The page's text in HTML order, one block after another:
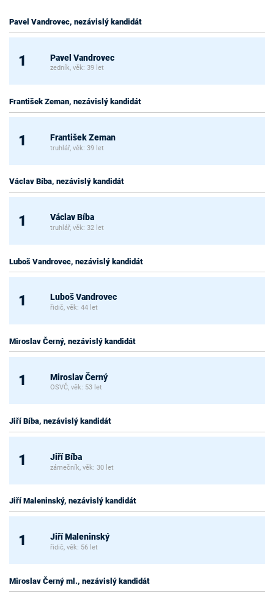
Pavel Vandrovec, nezávislý kandidát
1 Pavel Vandrovec
zedník, věk: 39 let
František Zeman, nezávislý kandidát
1 František Zeman
truhlář, věk: 39 let
Václav Bíba, nezávislý kandidát
1 Václav Bíba
truhlář, věk: 32 let
Luboš Vandrovec, nezávislý kandidát
1 Luboš Vandrovec
řidič, věk: 44 let
Miroslav Černý, nezávislý kandidát
1 Miroslav Černý
OSVČ, věk: 53 let
Jiří Bíba, nezávislý kandidát
1 Jiří Bíba
zámečník, věk: 30 let
Jiří Maleninský, nezávislý kandidát
1 Jiří Maleninský
řidič, věk: 56 let
Miroslav Černý ml., nezávislý kandidát